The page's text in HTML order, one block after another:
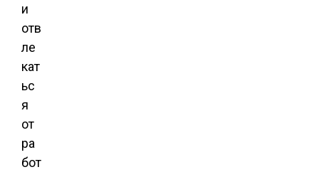
и
отв
ле
кат
ьс
я
от
ра
бот